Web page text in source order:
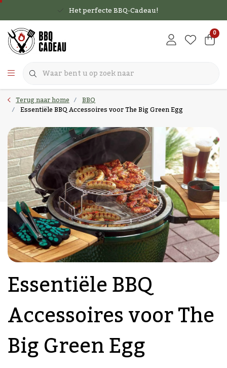
Het perfecte BBQ-Cadeau!
0
Terug naar home BBQ
Essentiële BBQ Accessoires voor The Big Green Egg
Essentiële BBQ
Accessoires voor The
Big Green Egg